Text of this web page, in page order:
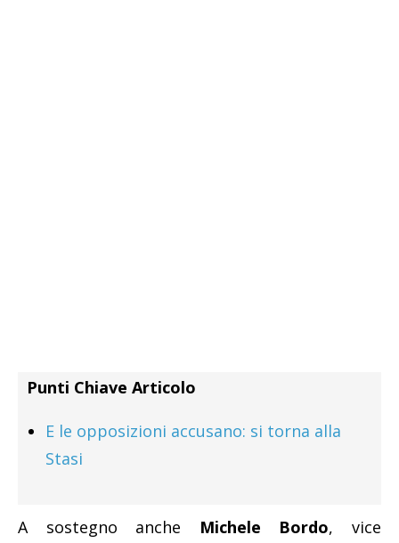
Punti Chiave Articolo
E le opposizioni accusano: si torna alla
Stasi
A sostegno anche Michele Bordo, vice